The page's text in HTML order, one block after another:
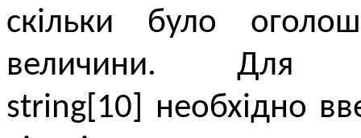
скільки було
величини.
string[10] необхідно